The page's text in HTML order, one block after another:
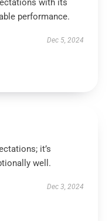
with its
performance.
Dec 5, 2024
it’s
well.
Dec 3, 2024